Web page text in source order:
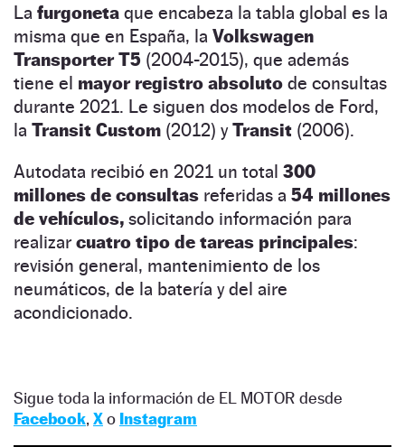
La furgoneta que encabeza la tabla global es la
misma que en España, la Volkswagen
Transporter T5 (2004-2015), que además
tiene el mayor registro absoluto de consultas
durante 2021. Le siguen dos modelos de Ford,
la Transit Custom (2012) yTransit (2006).
Autodata recibió en 2021 un total 300
millones de consultas referidas a 54 millones
de vehículos, solicitando información para
realizar cuatro tipo de tareas principales:
revisión general, mantenimiento de los
neumáticos, de la batería y del aire
acondicionado.
Sigue toda la información de EL MOTOR desde
Facebook, Xo Instagram